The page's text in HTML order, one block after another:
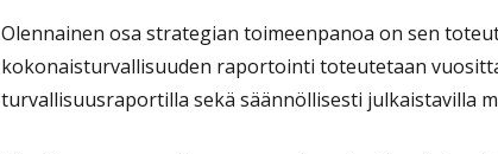
Olennainen osa strategian toimeenpanoa on sen
kokonaisturvallisuuden raportointi toteutetaan
turvallisuusraportilla sekä säännöllisesti julkaistavilla